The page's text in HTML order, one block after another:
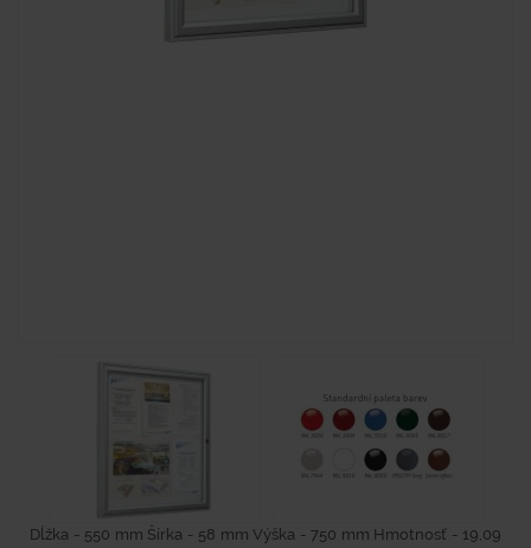
Dĺžka - 550 mm Šírka - 58 mm Výška - 750 mm Hmotnosť - 19,09